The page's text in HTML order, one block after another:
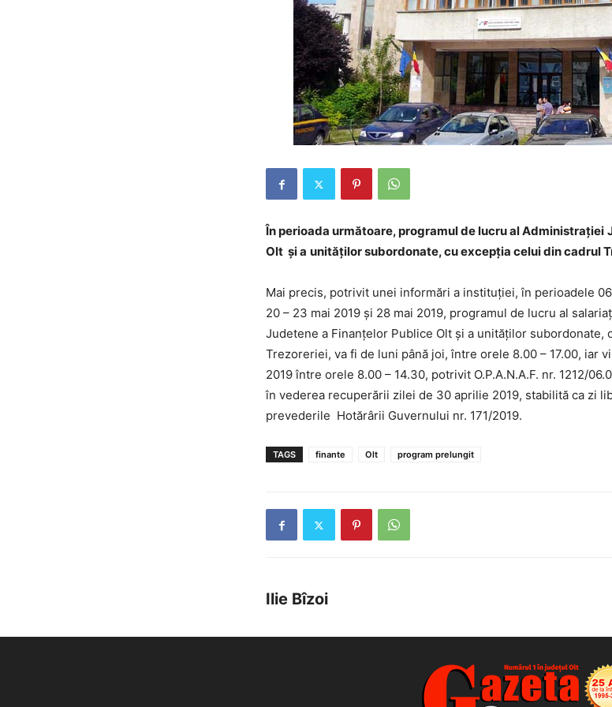
În perioada următoare, programul de lucru al Administrației
Olt şi a unităţilor subordonate, cu excepţia celui din cadrul
Mai precis, potrivit unei informări a instituţiei, în perioadele 06
20 – 23 mai 2019 şi 28 mai 2019, programul de lucru al
Judetene a Finanţelor Publice Olt şi a unităţilor subordonate,
Trezoreriei, va fi de luni până joi, între orele 8.00 – 17.00, iar
2019 între orele 8.00 – 14.30, potrivit O.P.A.N.A.F. nr. 1212/
în vederea recuperării zilei de 30 aprilie 2019, stabilită ca zi
prevederile Hotărârii Guvernului nr. 171/2019.
TAGS finante Olt program prelungit
Ilie Bîzoi